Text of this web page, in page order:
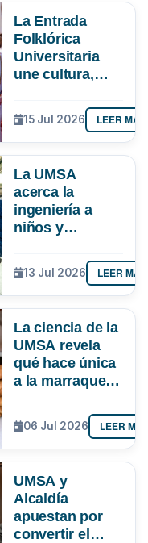
La Entrada
Folklórica
Universitaria
une cultura,
impulsa más de
Bs 19 MM para
la economía
15 Jul 2026 LEER MÁS
La UMSA
acerca la
ingeniería a
niños y
con un curso de
robótica
13 Jul 2026 LEER MÁS
La ciencia de la
UMSA revela
qué hace única
a la marraqueta
06 Jul 2026 LEER
UMSA y
Alcaldía
apuestan por
convertir el